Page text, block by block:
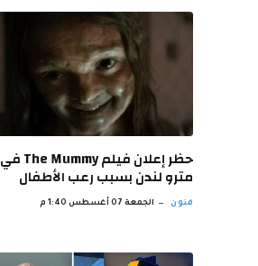
حظر إعلان فيلم The Mummy في
مترو لندن بسبب رعب الأطفال
فنون الجمعة 07 أغسطس 1:40 م